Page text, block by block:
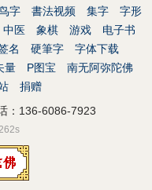
字 書法视频 集字
字形
中医 象棋 游戏
电子书
名 硬筆字
字体下载
量 P图宝
南无阿弥陀佛
捐赠
：136-6086-7923